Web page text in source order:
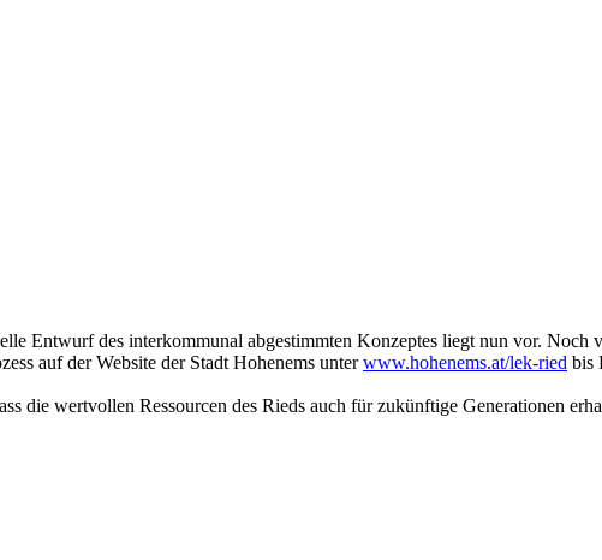
Entwurf des interkommunal abgestimmten Konzeptes liegt nun vor. Noch
auf der Website der Stadt Hohenems unterwww.hohenems.at/lek-ried bis
die wertvollen Ressourcen des Rieds auch für zukünftige Generationen